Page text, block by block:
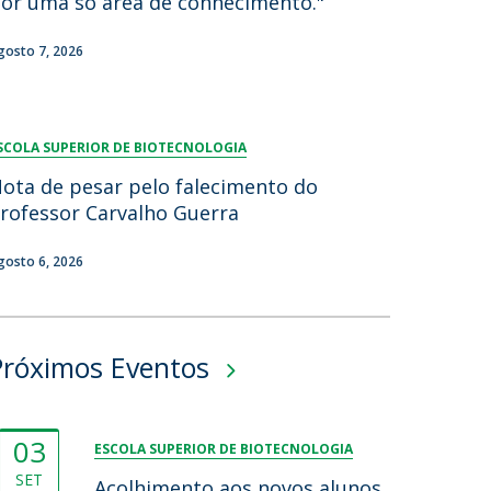
7, 2026
SUPERIOR DE BIOTECNOLOGIA
de pesar pelo falecimento do
Carvalho Guerra
6, 2026
Eventos
03
SET
ESCOLA SUPERIOR DE BIOTECNOLOGIA